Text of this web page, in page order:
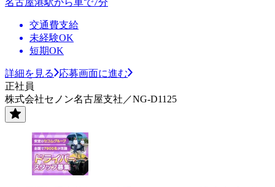
交通費支給
未経験OK
短期OK
詳細を見る
応募画面に進む
正社員
株式会社セノン名古屋支社／NG-D1125